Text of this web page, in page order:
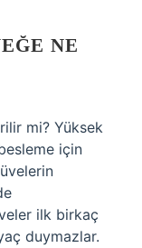
NE
mi? Yüksek
için
ilk birkaç
duymazlar.